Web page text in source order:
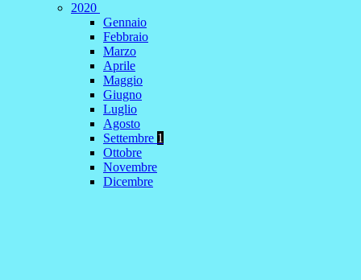
2020
Gennaio
Febbraio
Marzo
Aprile
Maggio
Giugno
Luglio
Agosto
Settembre 1
Ottobre
Novembre
Dicembre